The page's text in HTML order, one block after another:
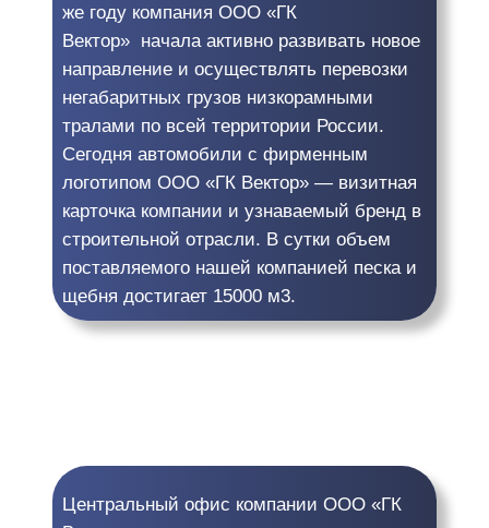
же году компания ООО «ГК
Вектор» начала активно развивать новое
направление и осуществлять перевозки
негабаритных грузов низкорамными
тралами по всей территории России.
Сегодня автомобили с фирменным
логотипом ООО «ГК Вектор» — визитная
карточка компании и узнаваемый бренд в
строительной отрасли. В сутки объем
поставляемого нашей компанией песка и
щебня достигает 15000 м3.
Центральный офис компании ООО «ГК